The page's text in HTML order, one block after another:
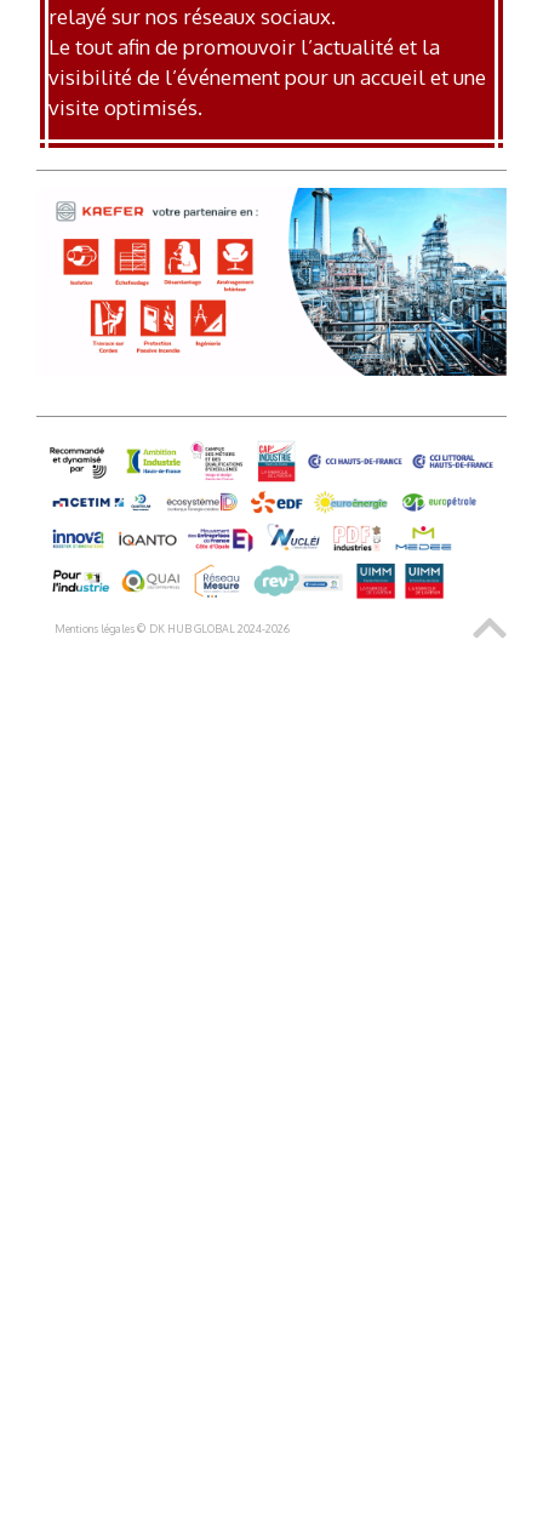
relayé sur nos réseaux sociaux.
Le tout afin de promouvoir l’actualité et la
visibilité de l’événement pour un accueil et une
visite optimisés.
Mentions légales © DK HUB GLOBAL 2024-2026